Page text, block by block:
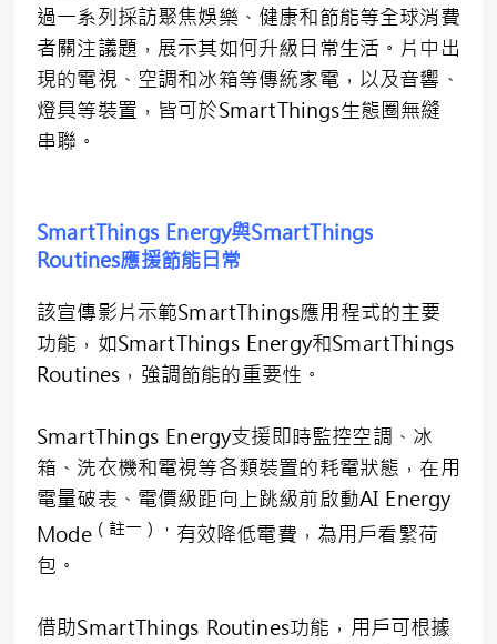
過一系列採訪聚焦娛樂、健康和節能等全球消費
者關注議題，展示其如何升級日常生活。片中出
現的電視、空調和冰箱等傳統家電，以及音響、
燈具等裝置，皆可於SmartThings生態圈無縫
串聯。
SmartThings Energy與SmartThings
Routines應援節能日常
該宣傳影片示範SmartThings應用程式的主要
功能，如SmartThings Energy和SmartThings
Routines，強調節能的重要性。
SmartThings Energy支援即時監控空調、冰
箱、洗衣機和電視等各類裝置的耗電狀態，在用
電量破表、電價級距向上跳級前啟動AI Energy
Mode （註一）， 有效降低電費，為用戶看緊荷
包。
借助SmartThings Routines功能，用戶可根據